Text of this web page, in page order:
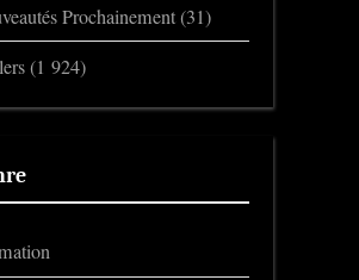
Prochainement(31)
(1 924)